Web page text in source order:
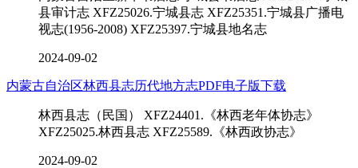
县审计志 XFZ25026.宁城县志 XFZ25351.宁城县广播电
视志(1956-2008) XFZ25397.宁城县地名志
2024-09-02
内蒙古自治区林西县志历代地方志PDF电子版下载
林西县志（民国） XFZ24401.《林西老年体协志》
XFZ25025.林西县志 XFZ25589.《林西政协志》
2024-09-02